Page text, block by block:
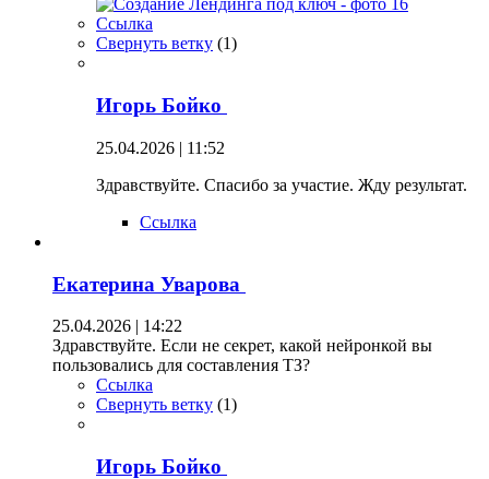
Ссылка
Свернуть ветку (1)
Игорь Бойко
25.04.2026 | 11:52
Здравствуйте. Спасибо за участие. Жду результат.
Ссылка
Екатерина Уварова
25.04.2026 | 14:22
Здравствуйте. Если не секрет, какой нейронкой вы
пользовались для составления ТЗ?
Ссылка
Свернуть ветку (1)
Игорь Бойко